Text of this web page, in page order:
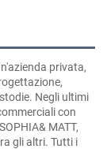
privata,
Negli ultimi
con
MATT,
gli altri. Tutti i